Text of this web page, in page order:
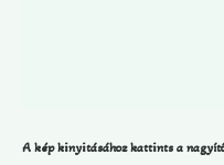
A kép kinyitásához kattints a